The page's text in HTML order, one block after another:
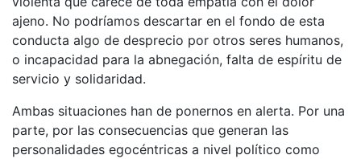
ajeno. No podríamos descartar en el fondo de esta
conducta algo de desprecio por otros seres humanos,
o incapacidad para la abnegación, falta de espíritu de
servicio y solidaridad.
Ambas situaciones han de ponernos en alerta. Por una
parte, por las consecuencias que generan las
personalidades egocéntricas a nivel político como